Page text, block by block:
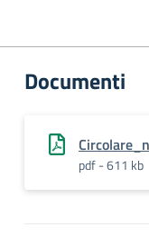
Documenti
pdf - 611 kb